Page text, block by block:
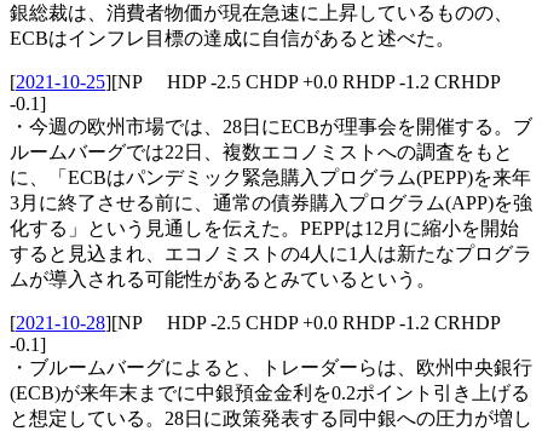
銀総裁は、消費者物価が現在急速に上昇しているものの、
ECBはインフレ目標の達成に自信があると述べた。
[2021-10-25][NP HDP -2.5 CHDP +0.0 RHDP -1.2 CRHDP
-0.1]
・今週の欧州市場では、28日にECBが理事会を開催する。ブ
ルームバーグでは22日、複数エコノミストへの調査をもと
に、「ECBはパンデミック緊急購入プログラム(PEPP)を来年
3月に終了させる前に、通常の債券購入プログラム(APP)を強
化する」という見通しを伝えた。PEPPは12月に縮小を開始
すると見込まれ、エコノミストの4人に1人は新たなプログラ
ムが導入される可能性があるとみているという。
[2021-10-28][NP HDP -2.5 CHDP +0.0 RHDP -1.2 CRHDP
-0.1]
・ブルームバーグによると、トレーダーらは、欧州中央銀行
(ECB)が来年末までに中銀預金金利を0.2ポイント引き上げる
と想定している。28日に政策発表する同中銀への圧力が増し